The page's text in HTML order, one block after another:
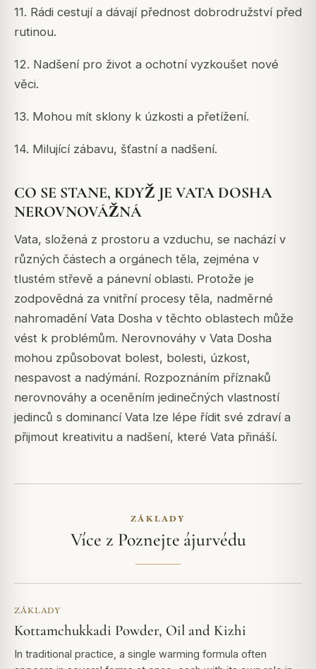
11. Rádi cestují a dávají přednost dobrodružství před
rutinou.
12. Nadšení pro život a ochotní vyzkoušet nové
věci.
13. Mohou mít sklony k úzkosti a přetížení.
14. Milující zábavu, šťastní a nadšení.
CO SE STANE, KDYŽ JE VATA DOSHA
NEROVNOVÁŽNÁ
Vata, složená z prostoru a vzduchu, se nachází v
různých částech a orgánech těla, zejména v
tlustém střevě a pánevní oblasti. Protože je
zodpovědná za vnitřní procesy těla, nadměrné
nahromadění Vata Dosha v těchto oblastech může
vést k problémům. Nerovnováhy v Vata Dosha
mohou způsobovat bolest, bolesti, úzkost,
nespavost a nadýmání. Rozpoznáním příznaků
nerovnováhy a oceněním jedinečných vlastností
jedinců s dominancí Vata lze lépe řídit své zdraví a
přijmout kreativitu a nadšení, které Vata přináší.
ZÁKLADY
Více z Poznejte ájurvédu
ZÁKLADY
Kottamchukkadi Powder, Oil and Kizhi
In traditional practice, a single warming formula often